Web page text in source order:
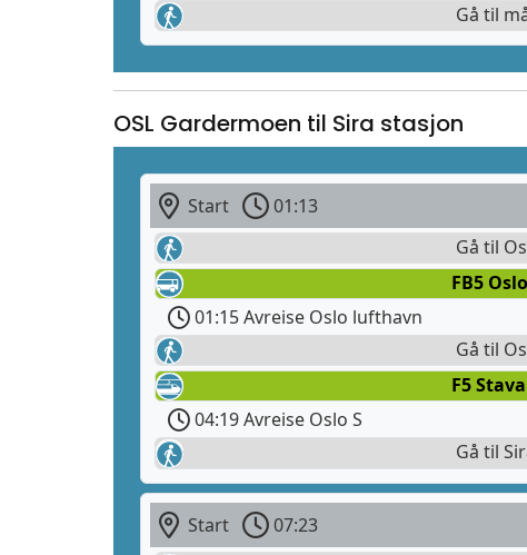
Gå til
OSL Gardermoen til Sira stasjon
Start 01:13
Gå til
FB5
01:15 Avreise Oslo lufthavn
Gå til
F5
04:19 Avreise Oslo S
Gå til
Start 07:23